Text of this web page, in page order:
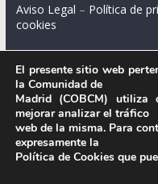
Aviso Legal – Política de
cookies
Colegio Oficial de
C/ Santa Engracia
El presente sitio web
la Comunidad de
Madrid (COBCM) utiliza
mejorar analizar el tráfico
web de la misma. Para
expresamente la
Política de Cookies que